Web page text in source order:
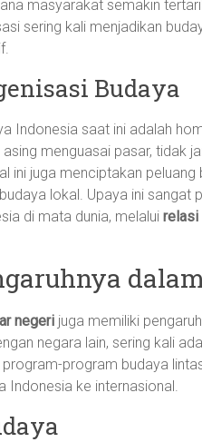
masyarakat semakin
sering kali menjadikan
Budaya
Indonesia saat ini adalah
menguasai pasar, tidak
ini juga menciptakan peluang
lokal. Upaya ini sangat
di mata dunia, melalui relasi
negeri juga memiliki
negara lain, sering kali
program budaya
Indonesia ke internasional.